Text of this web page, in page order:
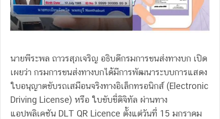
นายพีระพล ถาวรสุภเจริญ อธิบดีกรมการขนส่งทางบก เปิด
เผยว่า กรมการขนส่งทางบกได้มีการพัฒนาระบบการแสดง
ใบอนุญาตขับรถเสมือนจริงทางอิเล็กทรอนิกส์ (Electronic
Driving License) หรือ ใบขับขี่ดิจิทัล ผ่านทาง
แอปพลิเคชัน DLT QR Licence ตั้งแต่วันที่ 15 มกราคม